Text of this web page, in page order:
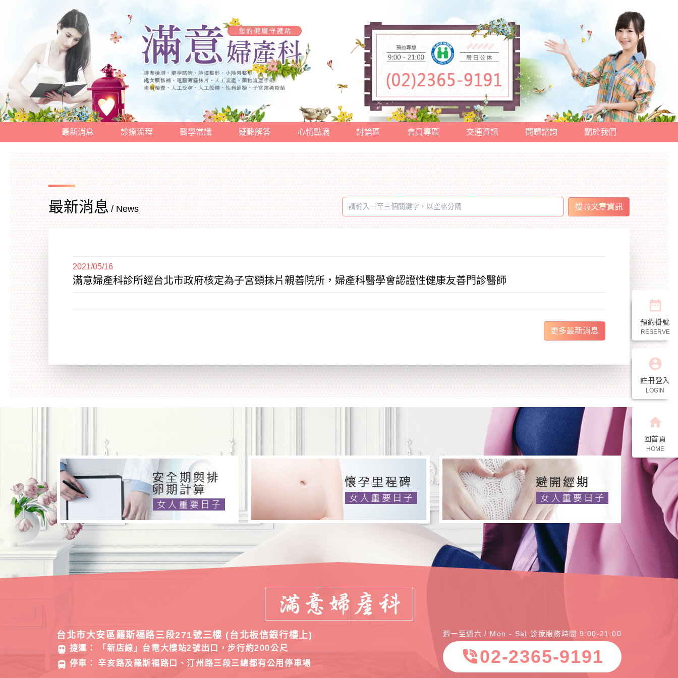
最新消息 診療流程 醫學常識 疑難解答 心情點滴 討論區 會員專區 交通資訊 問題諮詢 關於我們
最新消息 / News 搜尋文章資訊
2021/05/16
滿意婦產科診所經台北市政府核定為子宮頸抹片親善院所，婦產科醫學會認證性健康友善門診醫師
更多最新消息
台北市大安區羅斯福路三段271號三樓 (台北板信銀行樓上)
directions_subway 捷運： 「新店線」台電大樓站2號出口，步行約200公尺
directions_bus 停車： 辛亥路及羅斯福路口、汀州路三段三總都有公用停車場
週一至週六 / Mon - Sat 診療服務時間 9:00-21:00
phone_in_talk02-2365-9191
date_range
預約掛號
RESERVE
account_circle
註冊登入
LOGIN
home
回首頁
HOME